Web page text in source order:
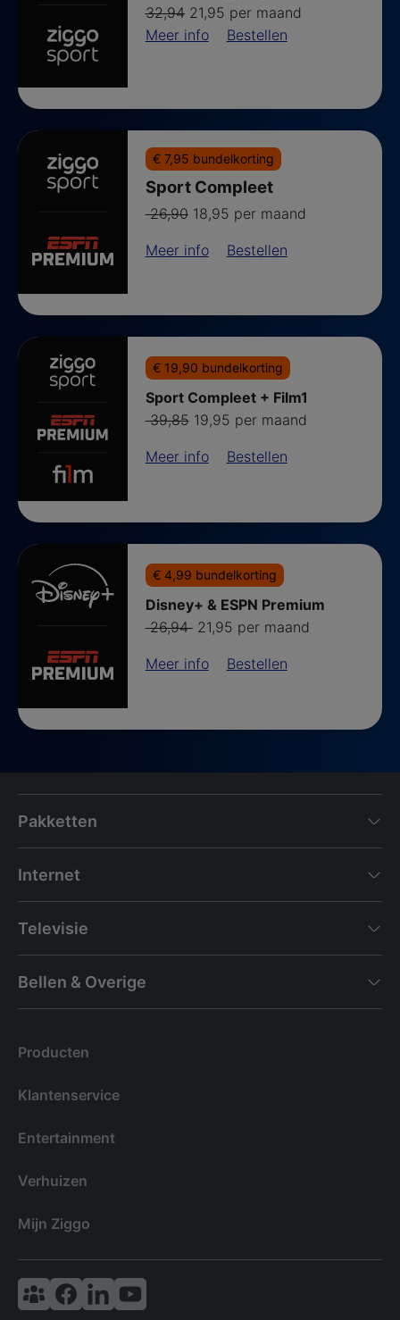
van
32,94 voor
21,95 per maand
Meer info
Bestellen
€ 7,95 bundelkorting
Sport Compleet
Van
26,90 voor
18,95 per maand
Meer info Bestellen
€ 19,90 bundelkorting
Sport Compleet + Film1
Van
39,85 voor
19,95 per maand
Meer info Bestellen
€ 4,99 bundelkorting
Disney+ & ESPN Premium
Van
26,94voor
21,95 per maand
Meer info Bestellen
Pakketten
Internet
Televisie
Bellen & Overige
Producten
Klantenservice
Entertainment
Verhuizen
Mijn Ziggo
Vodafone & Ziggo Community
Ziggo Facebook
VodafoneZiggo LinkedIn
Ziggo YouTube